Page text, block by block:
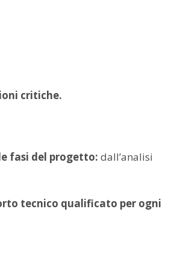
critiche.
fasi del progetto: dall’analisi
tecnico qualificato per ogni